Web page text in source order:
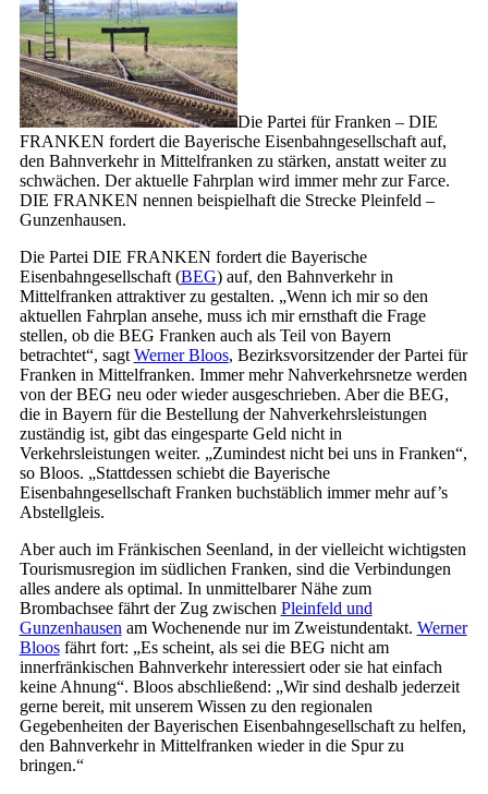
Die Partei für Franken – DIE
FRANKEN fordert die Bayerische Eisenbahngesellschaft auf,
den Bahnverkehr in Mittelfranken zu stärken, anstatt weiter zu
schwächen. Der aktuelle Fahrplan wird immer mehr zur Farce.
DIE FRANKEN nennen beispielhaft die Strecke Pleinfeld –
Gunzenhausen.
Die Partei DIE FRANKEN fordert die Bayerische
Eisenbahngesellschaft (BEG) auf, den Bahnverkehr in
Mittelfranken attraktiver zu gestalten. „Wenn ich mir so den
aktuellen Fahrplan ansehe, muss ich mir ernsthaft die Frage
stellen, ob die BEG Franken auch als Teil von Bayern
betrachtet“, sagt Werner Bloos, Bezirksvorsitzender der Partei für
Franken in Mittelfranken. Immer mehr Nahverkehrsnetze werden
von der BEG neu oder wieder ausgeschrieben. Aber die BEG,
die in Bayern für die Bestellung der Nahverkehrsleistungen
zuständig ist, gibt das eingesparte Geld nicht in
Verkehrsleistungen weiter. „Zumindest nicht bei uns in Franken“,
so Bloos. „Stattdessen schiebt die Bayerische
Eisenbahngesellschaft Franken buchstäblich immer mehr auf’s
Abstellgleis.
Aber auch im Fränkischen Seenland, in der vielleicht wichtigsten
Tourismusregion im südlichen Franken, sind die Verbindungen
alles andere als optimal. In unmittelbarer Nähe zum
Brombachsee fährt der Zug zwischen Pleinfeld und
Gunzenhausen am Wochenende nur im Zweistundentakt. Werner
Bloosfährt fort: „Es scheint, als sei die BEG nicht am
innerfränkischen Bahnverkehr interessiert oder sie hat einfach
keine Ahnung“. Bloos abschließend: „Wir sind deshalb jederzeit
gerne bereit, mit unserem Wissen zu den regionalen
Gegebenheiten der Bayerischen Eisenbahngesellschaft zu helfen,
den Bahnverkehr in Mittelfranken wieder in die Spur zu
bringen.“